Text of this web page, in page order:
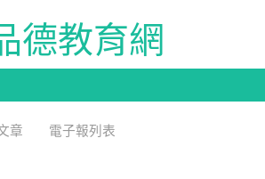
德教育網
章 電子報列表